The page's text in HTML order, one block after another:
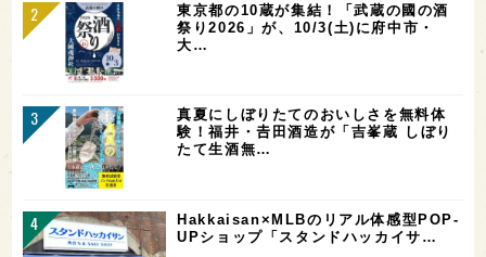
東京都の10蔵が集結！「武蔵の國の酒
祭り2026」が、10/3(土)に府中市・
大…
真夏にしぼりたてのおいしさを無料体
験！福井・𠮷田酒造が「吉峯蔵 しぼり
たて生酒無…
Hakkaisan×MLBのリアル体感型POP-
UPショップ「スタンドハッカイサ…